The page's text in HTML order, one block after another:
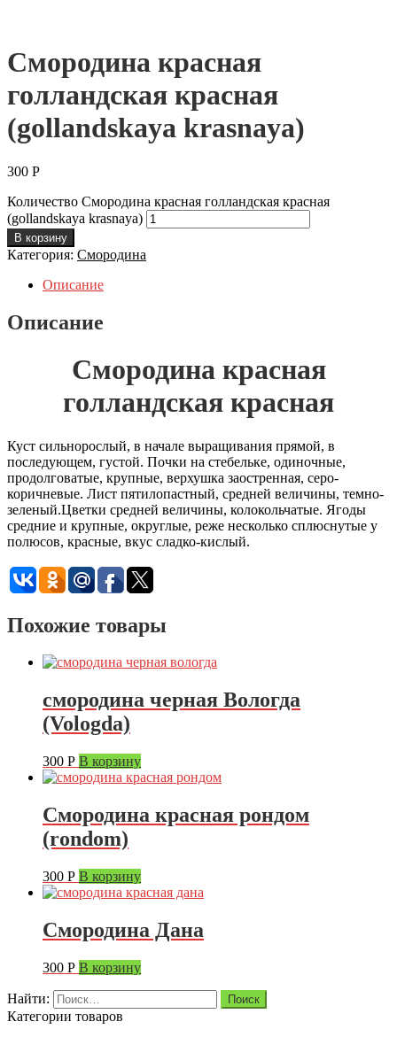
Смородина красная
голландская красная
(gollandskaya krasnaya)
300 Р
Количество Смородина красная голландская красная
(gollandskaya krasnaya)
В корзину
Категория: Смородина
Описание
Описание
Смородина красная
голландская красная
Куст сильнорослый, в начале выращивания прямой, в
последующем, густой. Почки на стебельке, одиночные,
продолговатые, крупные, верхушка заостренная, серо-
коричневые. Лист пятилопастный, средней величины, темно-
зеленый.Цветки средней величины, колокольчатые. Ягоды
средние и крупные, округлые, реже несколько сплюснутые у
полюсов, красные, вкус сладко-кислый.
Похожие товары
смородина черная Вологда
(Vologda)
300 Р В корзину
Смородина красная рондом
(rondom)
300 Р В корзину
Смородина Дана
300 Р В корзину
Найти:
Категории товаров